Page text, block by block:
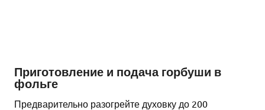
Приготовление и подача горбуши в
фольге
Предварительно разогрейте духовку до 200